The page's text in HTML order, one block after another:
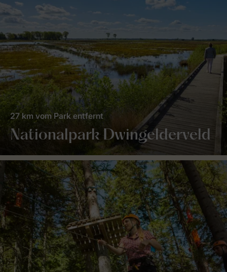
Nationalpark Dwingelderveld
27 km vom Park entfernt